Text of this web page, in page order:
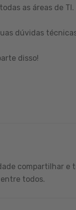
as áreas de TI.
dúvidas
disso!
compartilhar
todos.